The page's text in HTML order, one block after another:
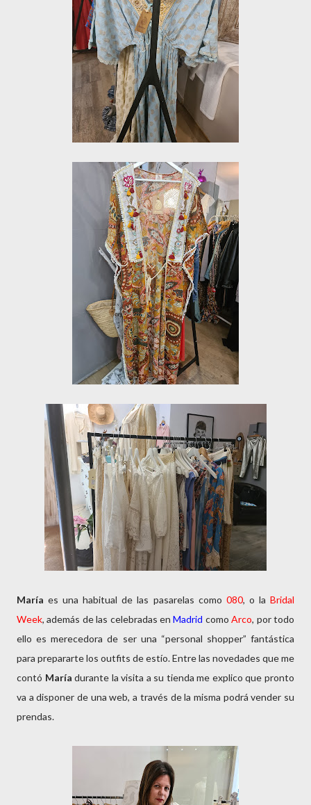
Maríaes una habitual de las pasarelas como 080, o laBridal
Week, además de las celebradas enMadrid comoArco, por todo
ello es merecedora de ser una “personal shopper” fantástica
para prepararte los outfits de estío. Entre las novedades que me
contó María durante la visita a su tienda me explico que pronto
va a disponer de una web, a través de la misma podrá vender su
prendas.